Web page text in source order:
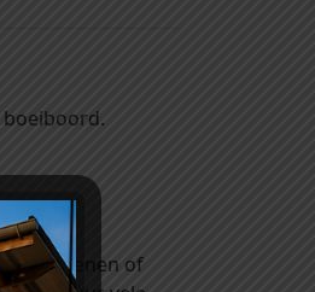
grenen of